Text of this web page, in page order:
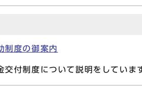
制度の御案内
付制度について説明をしていま